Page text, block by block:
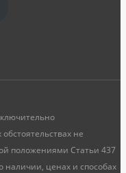
не
положениями Статьи 437
наличии, ценах и способах